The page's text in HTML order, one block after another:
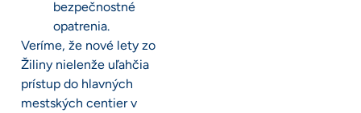
bezpečnostné
opatrenia.
Veríme, že nové lety zo
Žiliny nielenže uľahčia
prístup do hlavných
mestských centier v